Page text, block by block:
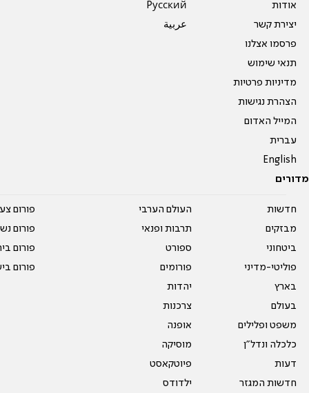
אודות
יצירת קשר
פרסמו אצלנו
תנאי שימוש
מדיניות פרטיות
הצהרת נגישות
המייל האדום
עברית
English
Pусский
عربية
מדורים
חדשות
מבזקים
ביטחוני
פוליטי-מדיני
בארץ
בעולם
משפט ופלילים
כלכלה ונדל"ן
דעות
חדשות המגזר
העולם הערבי
תרבות ופנאי
ספורט
פורומים
יהדות
צרכנות
אופנה
מוסיקה
פיוטקאסט
ילדודס
פורום
פורום
פורום
פורום